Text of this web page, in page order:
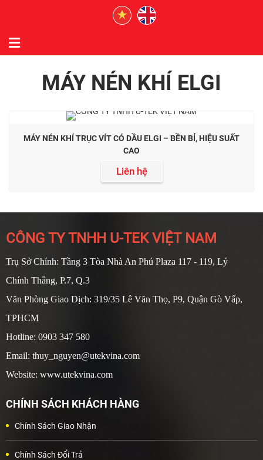
MÁY NÉN KHÍ ELGI
MÁY NÉN KHÍ TRỤC VÍT CÓ DẦU ELGI – BỀN BỈ, HIỆU SUẤT
CAO
Liên hệ
CÔNG TY TNHH U-TEK VIỆT NAM
Trụ Sở Chính: Tầng 3 Tòa Nhà An Phú Plaza 117 - 119, Lý
Chính Thắng, P.7, Q.3
Văn Phòng Giao Dịch: 319/35 Lê Văn Thọ, P9, Quận Gò Vấp,
TPHCM
Hotline: 0903 347 580
Email: thuy_nguyen@utekvina.com
Website: www.utekvina.com
CHÍNH SÁCH KHÁCH HÀNG
Chính Sách Giao Nhận
Chính Sách Đổi Trả